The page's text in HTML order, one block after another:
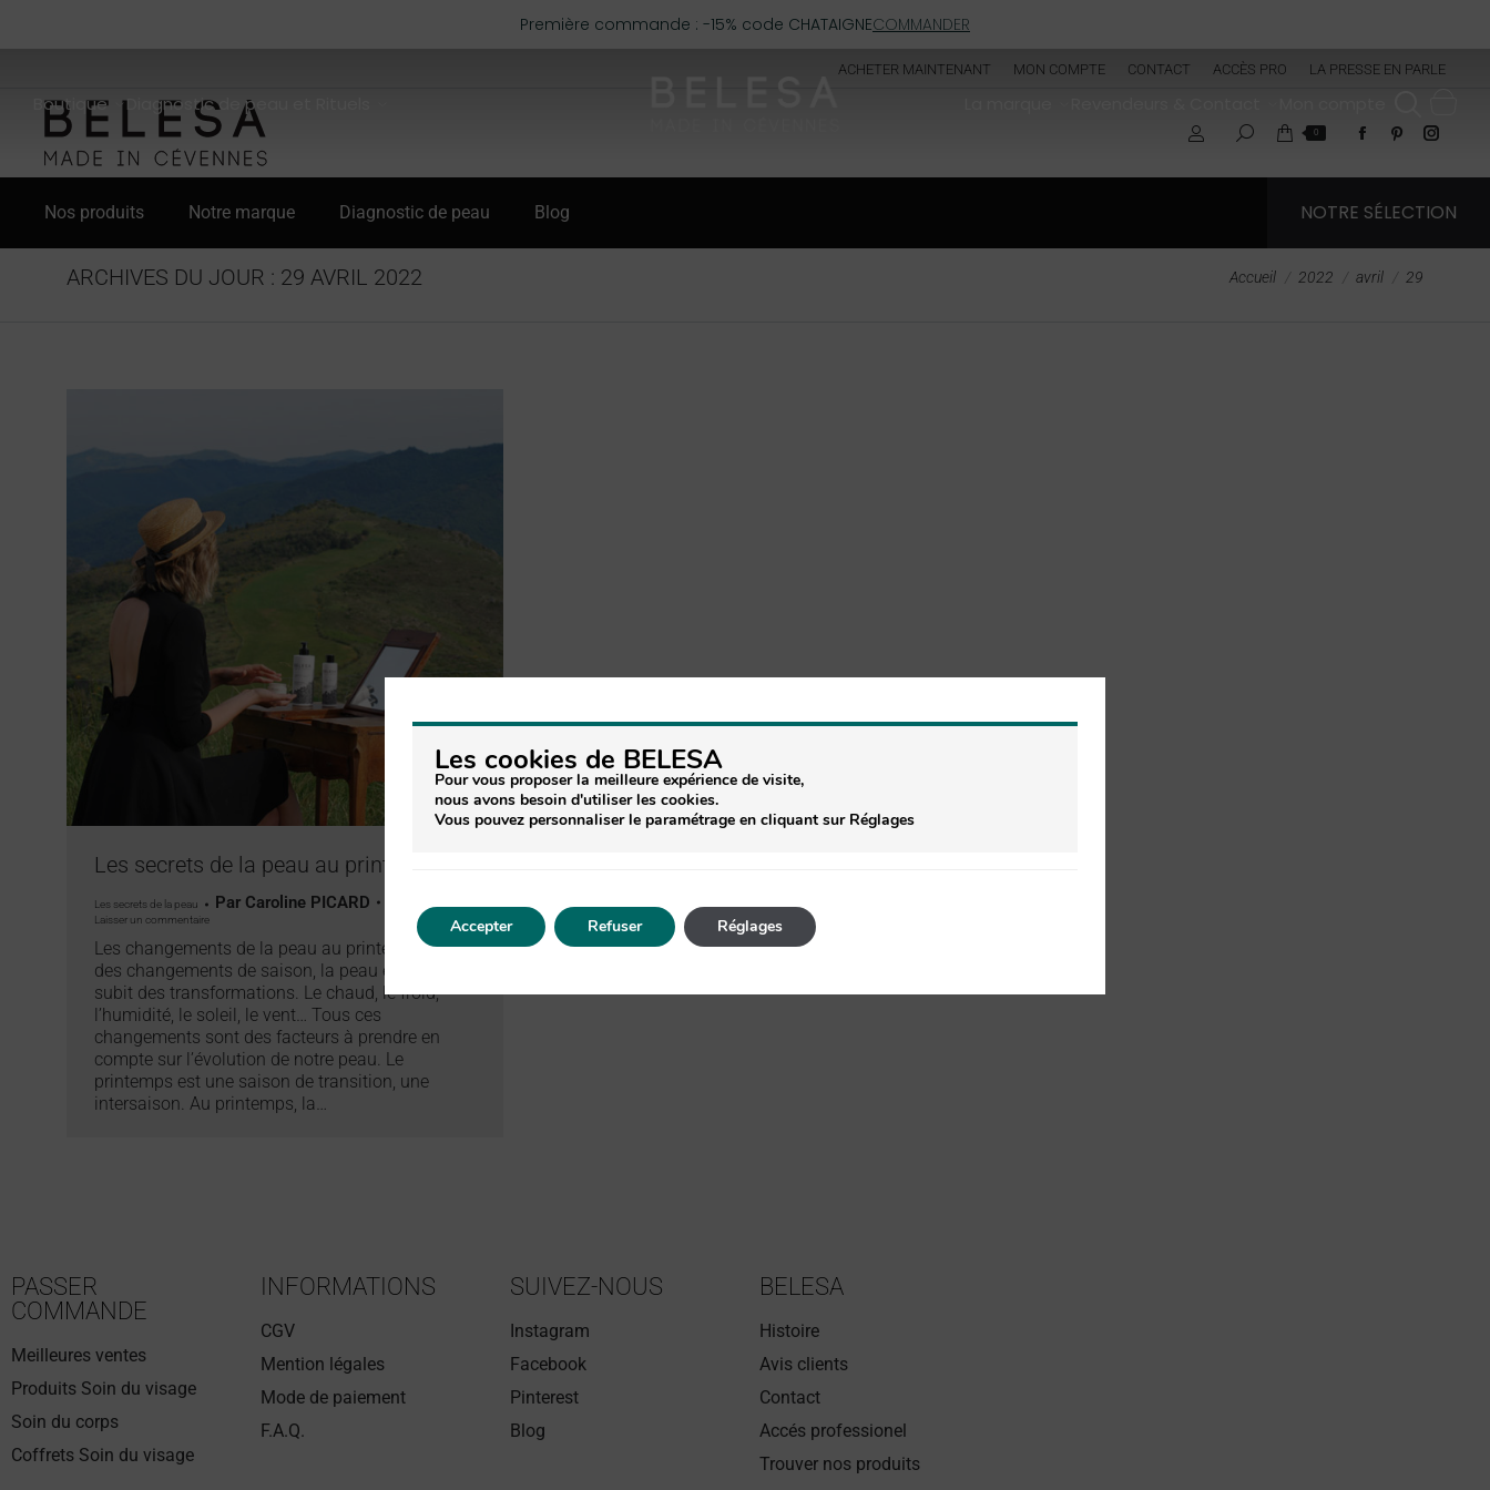
Première commande : -15% code CHATAIGNECOMMANDER
Boutique Diagnostic de peau et Rituels
ACHETER MAINTENANT MON COMPTE CONTACT ACCÈS PRO LA PRESSE EN PARLE
0
Nos produits Notre marque Diagnostic de peau Blog NOTRE SÉLECTION
ARCHIVES DU JOUR : 29 AVRIL 2022 Vous êtes ici :
Accueil 2022 avril 29
Les secrets de la peau au printemps
Les secrets de la peau Par Caroline PICARD
Laisser un commentaire
Les changements de la peau au printemps Lors
des changements de saison, la peau évolue et
subit des transformations. Le chaud, le froid,
l’humidité, le soleil, le vent… Tous ces
changements sont des facteurs à prendre en
compte sur l’évolution de notre peau. Le
printemps est une saison de transition, une
intersaison. Au printemps, la…
PASSER
COMMANDE
Meilleures ventes
Produits Soin du visage
Soin du corps
Coffrets Soin du visage
INFORMATIONS
CGV
Mention légales
Mode de paiement
F.A.Q.
SUIVEZ-NOUS
Instagram
Facebook
Pinterest
Blog
BELESA
Histoire
Avis clients
Contact
Accés professionel
Trouver nos produits
Les cookies de BELESA
Pour vous proposer la meilleure expérience de visite,
nous avons besoin d'utiliser les cookies.
Vous pouvez personnaliser le paramétrage en cliquant sur Réglages
Accepter Refuser Réglages